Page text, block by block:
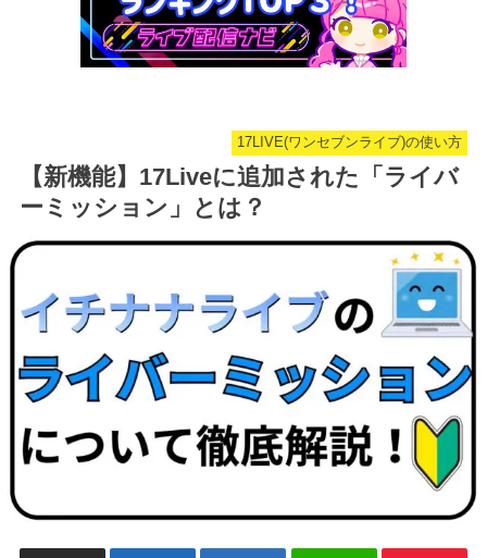
17LIVE(ワンセブンライブ)の使い方
【新機能】17Liveに追加された「ライバ
ーミッション」とは？